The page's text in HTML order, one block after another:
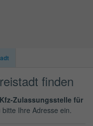
finden
Kfz-Zulassungsstelle für
Ihre Adresse ein.